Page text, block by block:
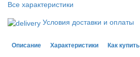
Все характеристики
Условия доставки и оплаты
Описание Характеристики Как купить